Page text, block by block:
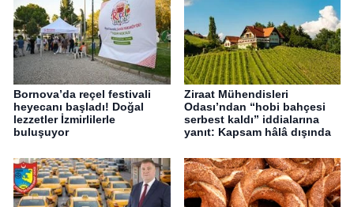
Bornova’da reçel festivali
heyecanı başladı! Doğal
lezzetler İzmirlilerle
buluşuyor
Ziraat Mühendisleri
Odası’ndan “hobi bahçesi
serbest kaldı” iddialarına
yanıt: Kapsam hâlâ dışında